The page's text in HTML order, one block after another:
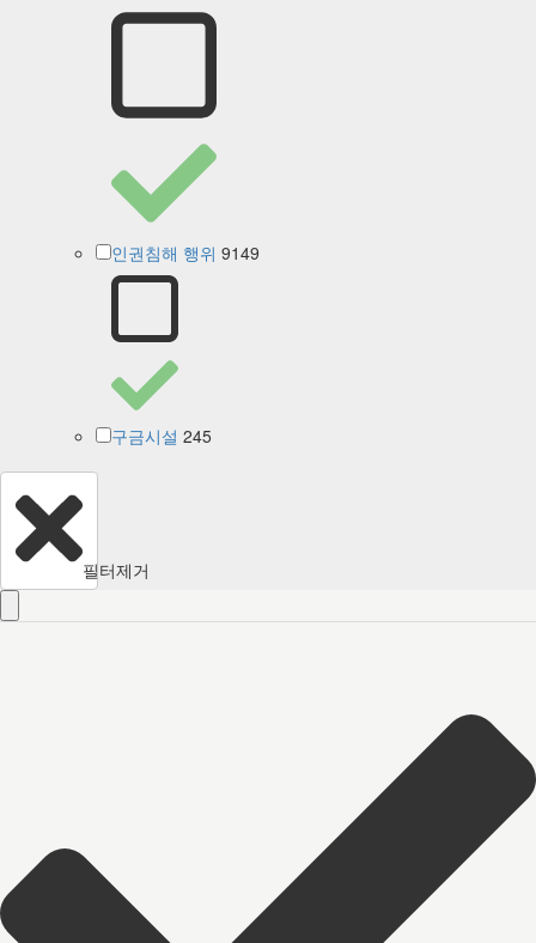
인권침해 행위 9149
구금시설 245
필터제거